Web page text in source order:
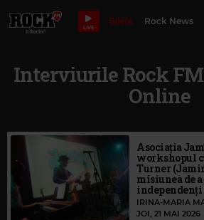
LIVE
Bilete Rock News
Interviurile Rock
Online
Asociația
workshopul
Turner
misiunea de
independenți
IRINA-MARIA
JOI, 21 MAI 2026